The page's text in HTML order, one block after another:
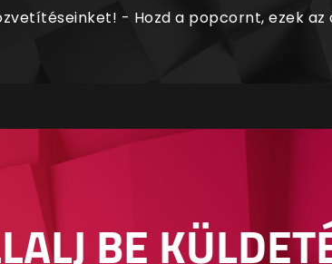
- Hozd a popcornt, ezek az
BE